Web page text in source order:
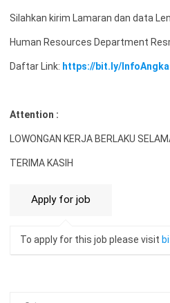
Silahkan kirim Lamaran dan data
Human Resources Department
Daftar Link: https://bit.ly/
Attention :
LOWONGAN KERJA BERLAKU
TERIMA KASIH
To apply for this job please visit